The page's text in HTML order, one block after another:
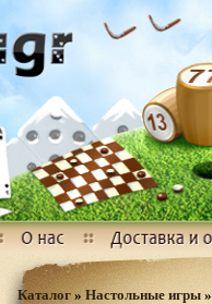
Каталог» Настольные игры